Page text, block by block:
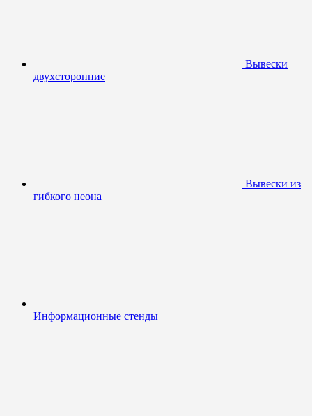
Вывески
двухсторонние
Вывески из
гибкого неона
Информационные стенды